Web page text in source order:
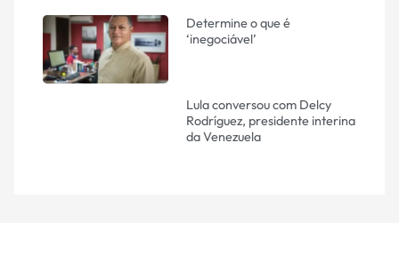
Determine o que é
‘inegociável’
Lula conversou com Delcy
Rodríguez, presidente interina
da Venezuela